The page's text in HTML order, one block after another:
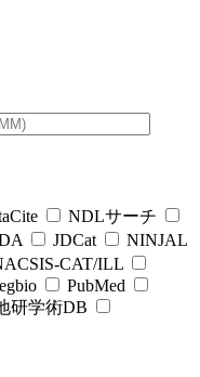
NDLサーチ
JDCat
NINJAL
CAT/ILL
PubMed
研学術DB